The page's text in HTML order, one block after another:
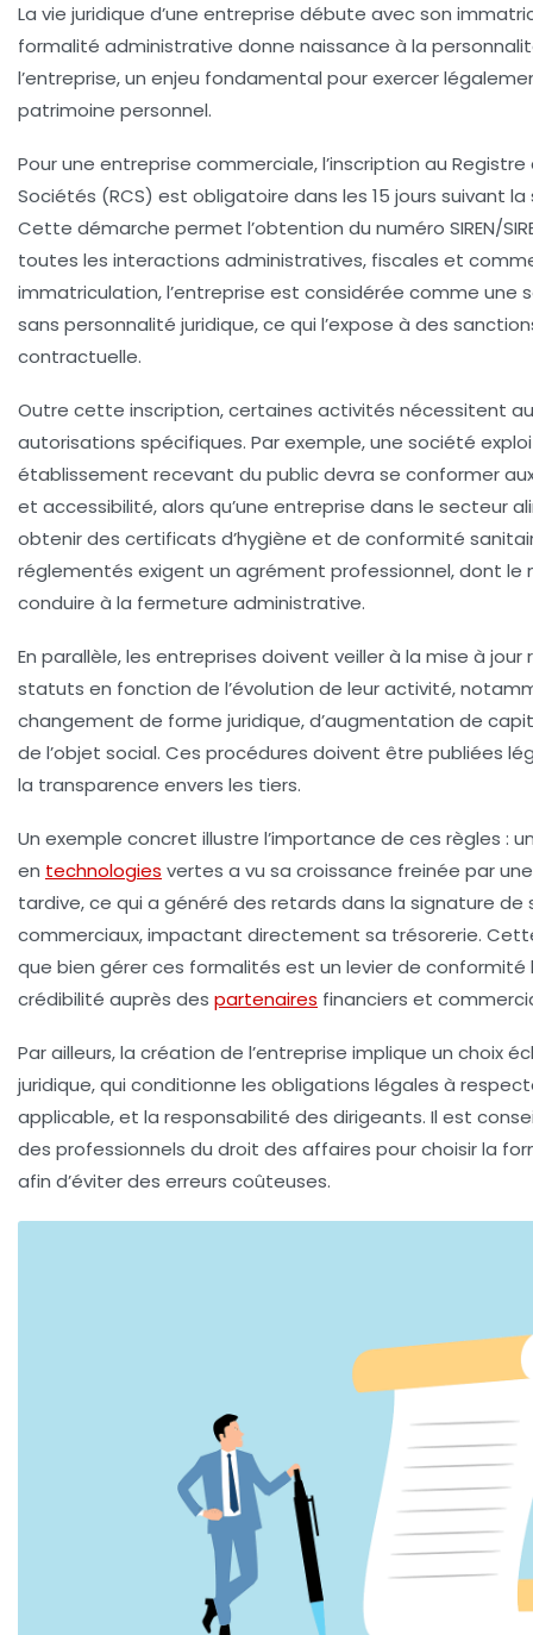
La vie juridique d’une entreprise débute avec son
formalité administrative donne naissance à la
l’entreprise, un enjeu fondamental pour exercer
patrimoine personnel.
Pour une entreprise commerciale, l’inscription au
Sociétés (RCS) est obligatoire dans les 15 jours suivant
Cette démarche permet l’obtention du numéro SIREN/
toutes les interactions administratives, fiscales et
immatriculation, l’entreprise est considérée comme une
sans personnalité juridique, ce qui l’expose à des
contractuelle.
Outre cette inscription, certaines activités nécessitent
autorisations spécifiques. Par exemple, une société
établissement recevant du public devra se conformer
et accessibilité, alors qu’une entreprise dans le secteur
obtenir des certificats d’hygiène et de conformité
réglementés exigent un agrément professionnel, dont
conduire à la fermeture administrative.
En parallèle, les entreprises doivent veiller à la mise à jour
statuts en fonction de l’évolution de leur activité,
changement de forme juridique, d’augmentation de
de l’objet social. Ces procédures doivent être publiées
la transparence envers les tiers.
Un exemple concret illustre l’importance de ces règles :
en technologies vertes a vu sa croissance freinée par
tardive, ce qui a généré des retards dans la signature
commerciaux, impactant directement sa trésorerie.
que bien gérer ces formalités est un levier de conformité
crédibilité auprès des partenaires financiers et
Par ailleurs, la création de l’entreprise implique un choix
juridique, qui conditionne les obligations légales à
applicable, et la responsabilité des dirigeants. Il est
des professionnels du droit des affaires pour choisir la
afin d’éviter des erreurs coûteuses.